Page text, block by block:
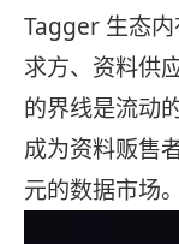
Tagger 生态
求方、资料供
的界线是流动
成为资料贩售
元的数据市场。